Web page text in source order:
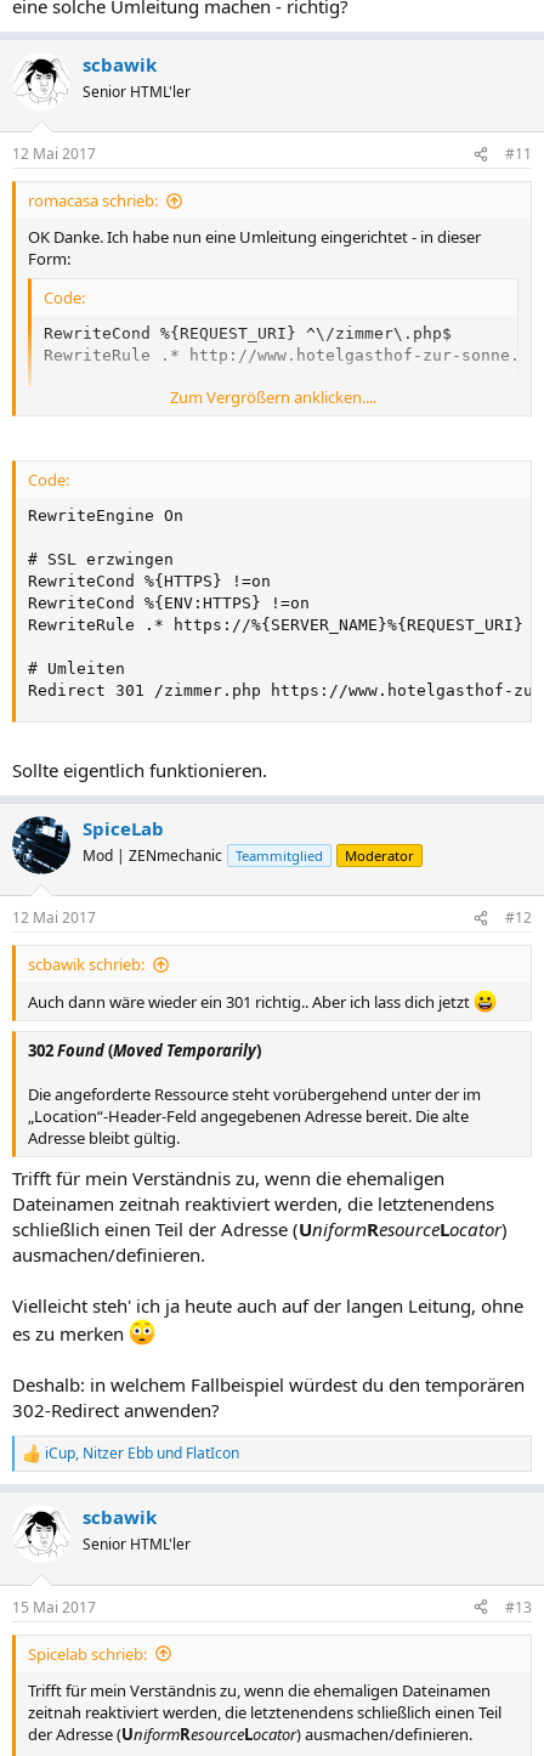
eine solche Umleitung machen - richtig?
scbawik
Senior HTML'ler
12 Mai 2017 #11
romacasa schrieb:
OK Danke. Ich habe nun eine Umleitung eingerichtet - in dieser
Form:
Code:
RewriteCond %{REQUEST_URI} ^\/zimmer\.php$
RewriteRule .* http://www.hotelgasthof-zur-
Dauert es lange, bis dies aktiv ist? Denn bis jetzt lande ich immer
Was mich murkst - aus Fehler lernt man ja schon , aber ...... -im Zuge
der Umstellung auf HTTPS müsste ich dann wieder eine solche
Umleitung machen - richtig?
Zum Vergrößern anklicken....
Code:
RewriteEngine On
# SSL erzwingen
RewriteCond %{HTTPS} !=on
RewriteCond %{ENV:HTTPS} !=on
RewriteRule .* https://%{SERVER_NAME}%{REQUEST_URI}
# Umleiten
Redirect 301 /zimmer.php https://www.hotelgasthof-
Sollte eigentlich funktionieren.
SpiceLab
Mod | ZENmechanic Teammitglied Moderator
12 Mai 2017 #12
scbawik schrieb:
Auch dann wäre wieder ein 301 richtig.. Aber ich lass dich jetzt
302Found(Moved Temporarily)
Die angeforderte Ressource steht vorübergehend unter der im
„Location“-Header-Feld angegebenen Adresse bereit. Die alte
Adresse bleibt gültig.
Trifft für mein Verständnis zu, wenn die ehemaligen
Dateinamen zeitnah reaktiviert werden, die letztenendens
schließlich einen Teil der Adresse (UniformResourceLocator)
ausmachen/definieren.
Vielleicht steh' ich ja heute auch auf der langen Leitung, ohne
es zu merken
Deshalb: in welchem Fallbeispiel würdest du den temporären
302-Redirect anwenden?
R
e
k
t
n
e
n
iCup, Nitzer Ebb und FlatIcon
scbawik
Senior HTML'ler
15 Mai 2017 #13
Spicelab schrieb:
Trifft für mein Verständnis zu, wenn die ehemaligen Dateinamen
zeitnah reaktiviert werden, die letztenendens schließlich einen Teil
der Adresse (UniformResourceLocator) ausmachen/definieren.